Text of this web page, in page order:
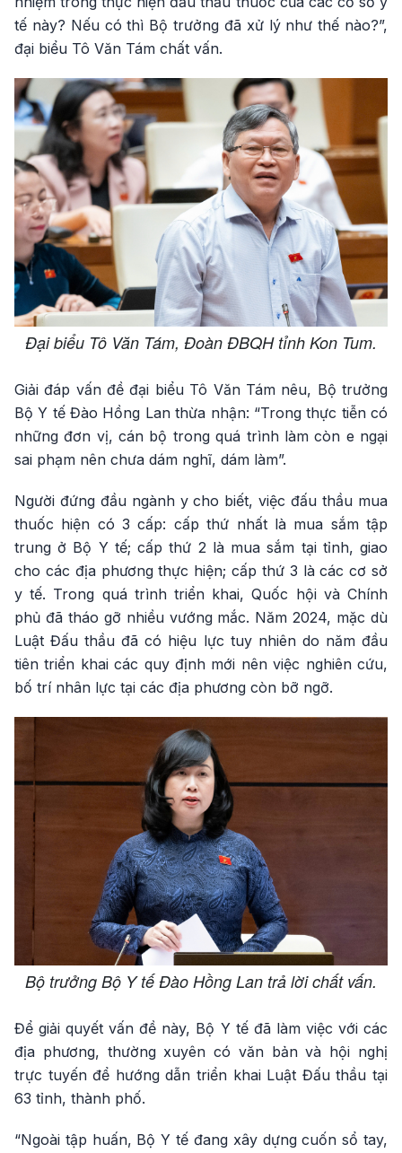
tế này? Nếu có thì Bộ trưởng đã xử lý như thế nào?”,
đại biểu Tô Văn Tám chất vấn.
Đại biểu Tô Văn Tám, Đoàn ĐBQH tỉnh Kon Tum.
Giải đáp vấn đề đại biểu Tô Văn Tám nêu, Bộ trưởng
Bộ Y tế Đào Hồng Lan thừa nhận: “Trong thực tiễn có
những đơn vị, cán bộ trong quá trình làm còn e ngại
sai phạm nên chưa dám nghĩ, dám làm”.
Người đứng đầu ngành y cho biết, việc đấu thầu mua
thuốc hiện có 3 cấp: cấp thứ nhất là mua sắm tập
trung ở Bộ Y tế; cấp thứ 2 là mua sắm tại tỉnh, giao
cho các địa phương thực hiện; cấp thứ 3 là các cơ sở
y tế. Trong quá trình triển khai, Quốc hội và Chính
phủ đã tháo gỡ nhiều vướng mắc. Năm 2024, mặc dù
Luật Đấu thầu đã có hiệu lực tuy nhiên do năm đầu
tiên triển khai các quy định mới nên việc nghiên cứu,
bố trí nhân lực tại các địa phương còn bỡ ngỡ.
Bộ trưởng Bộ Y tế Đào Hồng Lan trả lời chất vấn.
Để giải quyết vấn đề này, Bộ Y tế đã làm việc với các
địa phương, thường xuyên có văn bản và hội nghị
trực tuyến để hướng dẫn triển khai Luật Đấu thầu tại
63 tỉnh, thành phố.
“Ngoài tập huấn, Bộ Y tế đang xây dựng cuốn sổ tay,